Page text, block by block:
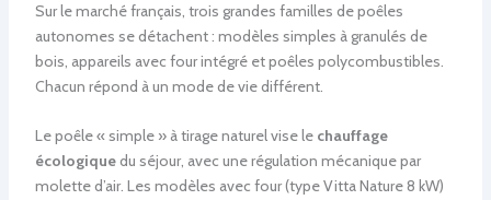
Sur le marché français, trois grandes familles de poêles
autonomes se détachent : modèles simples à granulés de
bois, appareils avec four intégré et poêles polycombustibles.
Chacun répond à un mode de vie différent.
Le poêle « simple » à tirage naturel vise le chauffage
écologiquedu séjour, avec une régulation mécanique par
molette d’air. Les modèles avec four (type Vitta Nature 8 kW)